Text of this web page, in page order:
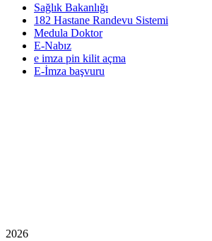
Sağlık Bakanlığı
182 Hastane Randevu Sistemi
Medula Doktor
E-Nabız
e imza pin kilit açma
E-İmza başvuru
2026